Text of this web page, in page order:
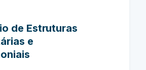
de Estruturas
e